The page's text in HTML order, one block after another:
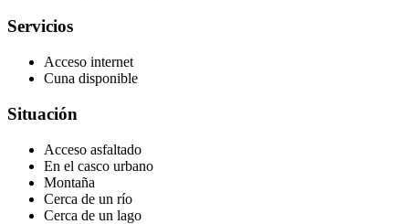
Servicios
Acceso internet
Cuna disponible
Situación
Acceso asfaltado
En el casco urbano
Montaña
Cerca de un río
Cerca de un lago